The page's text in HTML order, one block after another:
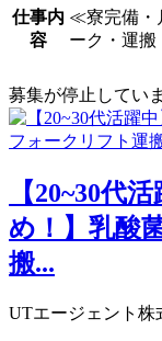
仕事内
容
≪寮完備・
ーク・運搬
募集が停止してい
【20~30代
め！】乳酸
搬...
UTエージェント株